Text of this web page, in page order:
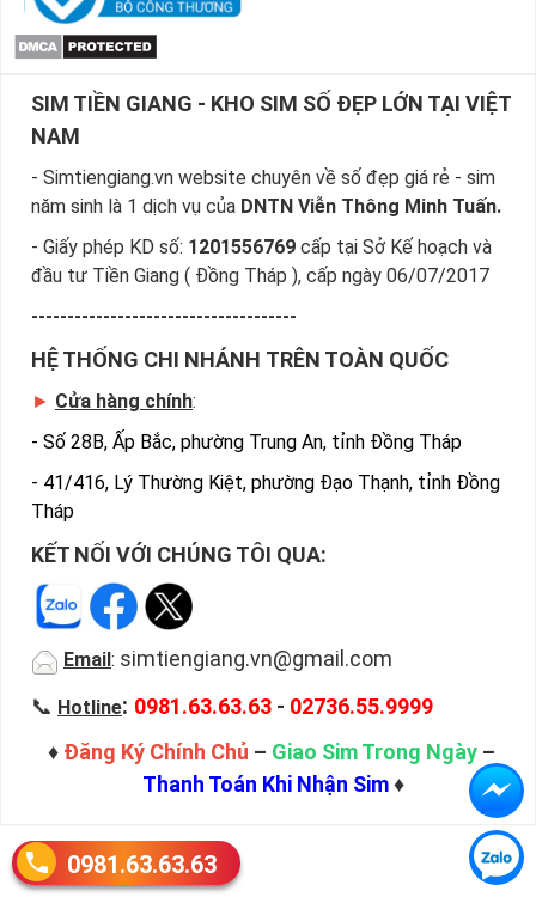
SIM TIỀN GIANG - KHO SIM SỐ ĐẸP LỚN TẠI VIỆT
NAM
- Simtiengiang.vn website chuyên về số đẹp giá rẻ - sim
năm sinh là 1 dịch vụ của DNTN Viễn Thông Minh Tuấn.
- Giấy phép KD số: 1201556769 cấp tại Sở Kế hoạch và
đầu tư Tiền Giang ( Đồng Tháp ), cấp ngày 06/07/2017
-------------------------------------
HỆ THỐNG CHI NHÁNH TRÊN TOÀN QUỐC
► Cửa hàng chính:
- Số 28B, Ấp Bắc, phường Trung An, tỉnh Đồng Tháp
- 41/416, Lý Thường Kiệt, phường Đạo Thạnh, tỉnh Đồng
Tháp
KẾT NỐI VỚI CHÚNG TÔI QUA:
Email : simtiengiang.vn@gmail.com
📞 Hotline: 0981.63.63.63 - 02736.55.9999
♦ Đăng Ký Chính Chủ – Giao Sim Trong Ngày –
Thanh Toán Khi Nhận Sim♦
0981.63.63.63